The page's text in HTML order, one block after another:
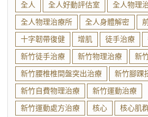
全人 全人好動評估室
全人物理
全人物理治療所
全人身體解密
十字韌帶復健
增肌 徒手治療
新竹徒手治療
新竹物理治療
新
新竹腰椎椎間盤突出治療
新竹腳踝
新竹自費物理治療
新竹運動治療
新竹運動處方治療
核心 核心肌